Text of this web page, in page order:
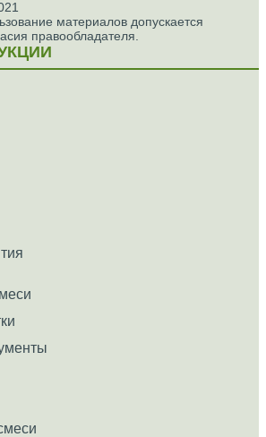
материалов допускается
правообладателя.